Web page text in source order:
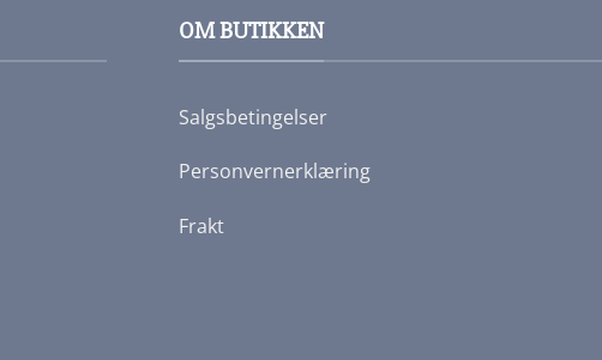
OM BUTIKKEN
Salgsbetingelser
Personvernerklæring
Frakt